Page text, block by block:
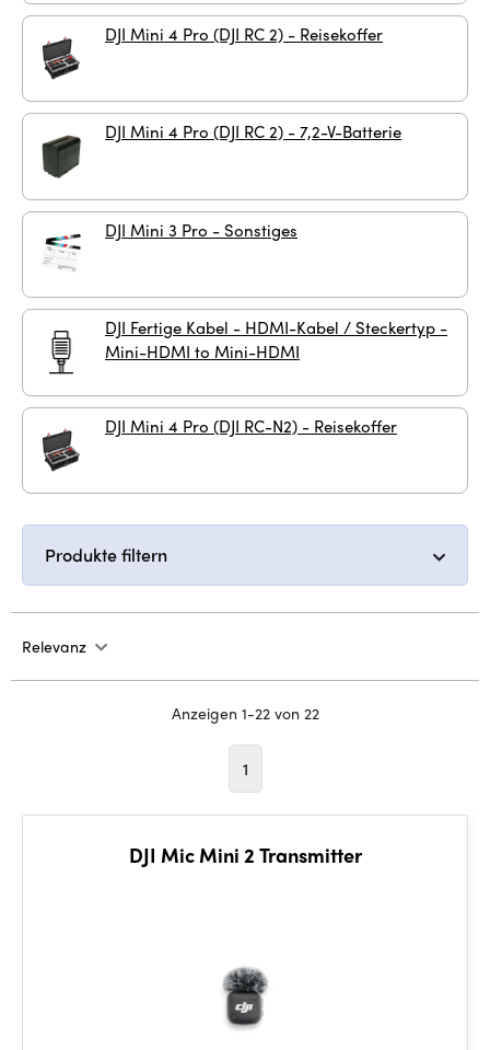
DJI Mini 4 Pro (DJI RC 2) - Reisekoffer
DJI Mini 4 Pro (DJI RC 2) - 7,2-V-Batterie
DJI Mini 3 Pro - Sonstiges
DJI Fertige Kabel - HDMI-Kabel / Steckertyp -
Mini-HDMI to Mini-HDMI
DJI Mini 4 Pro (DJI RC-N2) - Reisekoffer
Produkte filtern
Relevanz
Anzeigen 1-22 von 22
1
DJI Mic Mini 2 Transmitter